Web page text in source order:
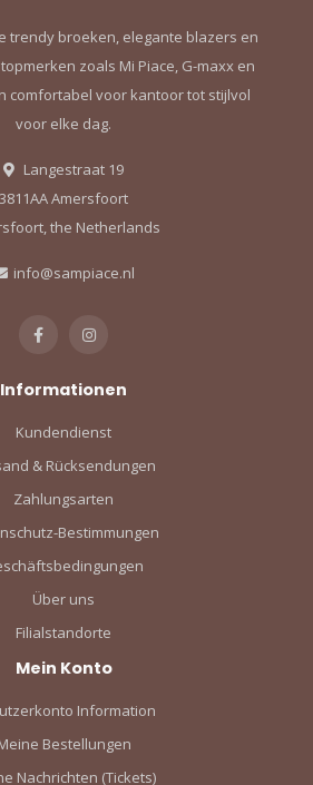
trendy broeken, elegante blazers en
zoals Mi Piace, G-maxx en
comfortabel voor kantoor tot stijlvol
voor elke dag.
Langestraat 19
3811AA Amersfoort
the Netherlands
info@sampiace.nl
Informationen
Kundendienst
& Rücksendungen
Zahlungsarten
Bestimmungen
Über uns
Filialstandorte
Mein Konto
Information
Bestellungen
Nachrichten (Tickets)